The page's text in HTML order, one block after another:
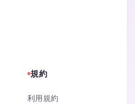
規約
利用規約